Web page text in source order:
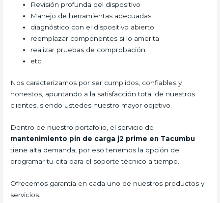
Revisión profunda del dispositivo
Manejo de herramientas adecuadas
diagnóstico con el dispositivo abierto
reemplazar componentes si lo amerita
realizar pruebas de comprobación
etc.
Nos caracterizamos por ser cumplidos, confiables y
honestos, apuntando a la satisfacción total de nuestros
clientes, siendo ustedes nuestro mayor objetivo.
Dentro de nuestro portafolio, el servicio de
mantenimiento pin de carga j2 prime en Tacumbu
tiene alta demanda, por eso tenemos la opción de
programar tu cita para el soporte técnico a tiempo.
Ofrecemos garantía en cada uno de nuestros productos y
servicios.